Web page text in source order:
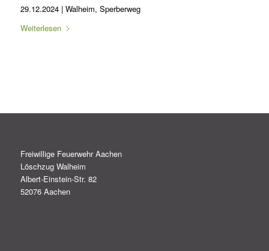
29.12.2024 | Walheim, Sperberweg
Weiterlesen
Freiwillige Feuerwehr Aachen
Löschzug Walheim
Albert-Einstein-Str. 82
52076 Aachen